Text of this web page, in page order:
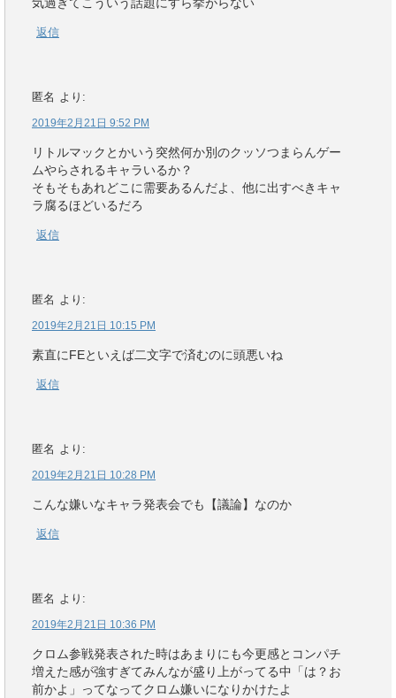
返信
匿名 より:
2019年2月21日 9:52 PM
リトルマックとかいう突然何か別のクッソつまらんゲー
ムやらされるキャラいるか？
そもそもあれどこに需要あるんだよ、他に出すべきキャ
ラ腐るほどいるだろ
返信
匿名 より:
2019年2月21日 10:15 PM
素直にFEといえば二文字で済むのに頭悪いね
返信
匿名 より:
2019年2月21日 10:28 PM
こんな嫌いなキャラ発表会でも【議論】なのか
返信
匿名 より:
2019年2月21日 10:36 PM
クロム参戦発表された時はあまりにも今更感とコンパチ
増えた感が強すぎてみんなが盛り上がってる中「は？お
前かよ」ってなってクロム嫌いになりかけたよ